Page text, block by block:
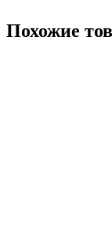
Похожие